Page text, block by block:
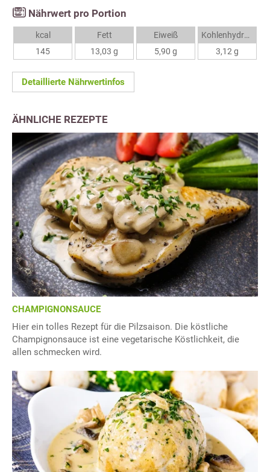
Nährwert pro Portion
kcal
145
Fett
13,03 g
Eiweiß
5,90 g
Kohlenhydrate
3,12 g
Detaillierte Nährwertinfos
ÄHNLICHE REZEPTE
CHAMPIGNONSAUCE
Hier ein tolles Rezept für die Pilzsaison. Die köstliche
Champignonsauce ist eine vegetarische Köstlichkeit, die
allen schmecken wird.